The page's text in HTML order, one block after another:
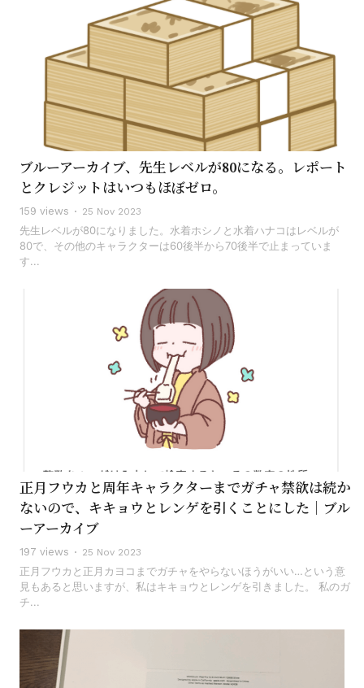
ブルーアーカイブ、先生レベルが80になる。レポート
とクレジットはいつもほぼゼロ。
159 views 25 Nov 2023
先生レベルが80になりました。水着ホシノと水着ハナコはレベルが
80で、その他のキャラクターは60後半から70後半で止まっていま
す...
正月フウカと周年キャラクターまでガチャ禁欲は続か
ないので、キキョウとレンゲを引くことにした｜ブル
ーアーカイブ
197 views 25 Nov 2023
正月フウカと正月カヨコまでガチャをやらないほうがいい…という意
見もあると思いますが、私はキキョウとレンゲを引きました。 私のガ
チ...